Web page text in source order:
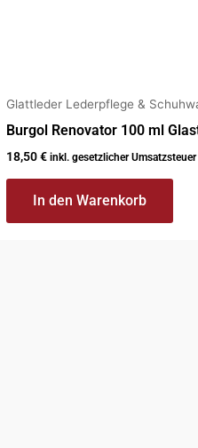
Glattleder Lederpflege &
Burgol Renovator 100 ml
18,50€ inkl. gesetzlicher Umsatzsteuer
In den Warenkorb